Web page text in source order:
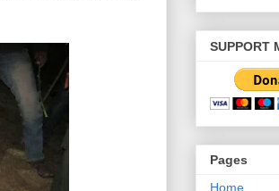
SUPPORT
Pages
Home